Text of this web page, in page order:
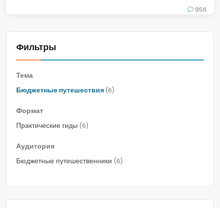
956
Фильтры
Тема
Бюджетные путешествия (6)
Формат
Практические гиды (6)
Аудитория
Бюджетные путешественники (6)